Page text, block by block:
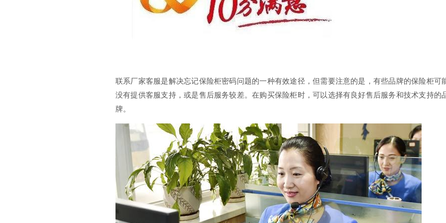
联系厂家客服是解决忘记保险柜密码问题的一种有效途径，但需要注意的是，有些品牌的保险柜可
没有提供客服支持，或是售后服务较差。在购买保险柜时，可以选择有良好售后服务和技术支持的
牌。